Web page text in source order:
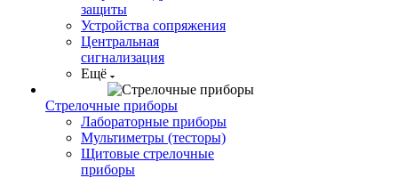
защиты
Устройства сопряжения
Центральная
сигнализация
Ещё
Стрелочные приборы
Лабораторные приборы
Мультиметры (тесторы)
Щитовые стрелочные
приборы